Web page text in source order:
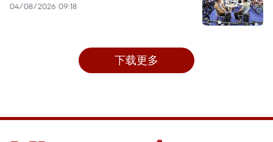
04/08/2026 09:18
下载更多